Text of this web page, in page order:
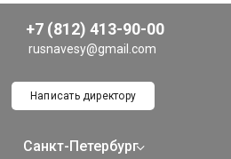
+7 (812) 413-90-00
rusnavesy@gmail.com
Написать директору
Санкт-Петербург